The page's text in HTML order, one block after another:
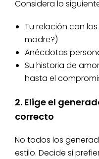
Considera lo
Tu relación con
madre?)
Anécdotas
Su historia de
hasta el
2. Elige el
correcto
No todos los
estilo. Decide si